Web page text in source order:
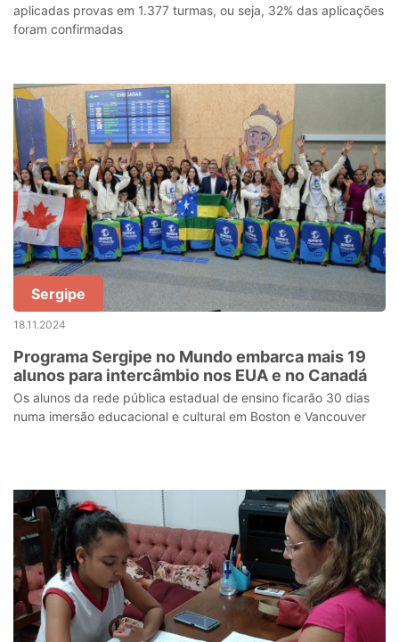
aplicadas provas em 1.377 turmas, ou seja, 32% das aplicações
foram confirmadas
Sergipe
18.11.2024
Programa Sergipe no Mundo embarca mais 19
alunos para intercâmbio nos EUA e no Canadá
Os alunos da rede pública estadual de ensino ficarão 30 dias
numa imersão educacional e cultural em Boston e Vancouver